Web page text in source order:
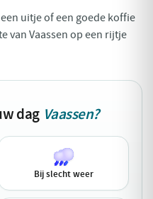
uitje of een goede koffie
van Vaassen op een rijtje
dag Vaassen?
Bij slecht weer